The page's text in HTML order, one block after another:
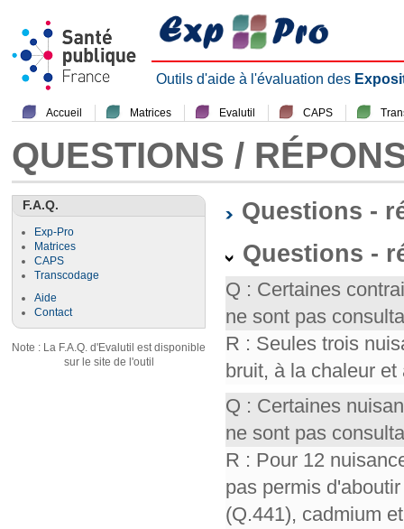
Outils d'aide à l'évaluation des
Accueil Matrices Evalutil CAPS
QUESTIONS /
F.A.Q.
Exp-Pro
Matrices
CAPS
Transcodage
Aide
Contact
Note : La F.A.Q. d'Evalutil est disponible
sur le site de l'outil
Questions -
Questions -
Q : Certaines
ne sont pas
R : Seules trois
bruit, à la chaleur et
Q : Certaines
ne sont pas
R : Pour 12
pas permis
(Q.441), cadmium